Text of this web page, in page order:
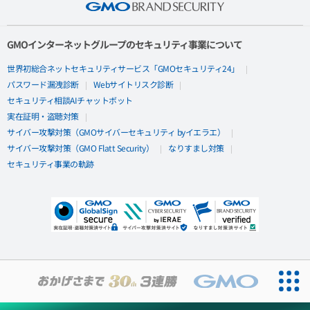
GMOインターネットグループのセキュリティ事業について
世界初総合ネットセキュリティサービス「GMOセキュリティ24」
パスワード漏洩診断 Webサイトリスク診断
セキュリティ相談AIチャットボット
実在証明・盗聴対策
サイバー攻撃対策（GMOサイバーセキュリティ byイエラエ）
サイバー攻撃対策（GMO Flatt Security） なりすまし対策
セキュリティ事業の軌跡